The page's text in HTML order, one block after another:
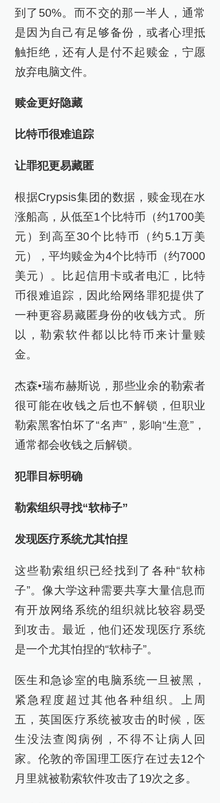
到了50%。而不交的那一半人，通常
是因为自己有足够备份，或者心理抵
触拒绝，还有人是付不起赎金，宁愿
放弃电脑文件。
赎金更好隐藏
比特币很难追踪
让罪犯更易藏匿
根据Crypsis集团的数据，赎金现在水
涨船高，从低至1个比特币（约1700美
元）到高至30个比特币（约5.1万美
元），平均赎金为4个比特币（约7000
美元）。比起信用卡或者电汇，比特
币很难追踪，因此给网络罪犯提供了
一种更容易藏匿身份的收钱方式。所
以，勒索软件都以比特币来计量赎
金。
杰森•瑞布赫斯说，那些业余的勒索者
很可能在收钱之后也不解锁，但职业
勒索黑客怕坏了“名声”，影响“生意”，
通常都会收钱之后解锁。
犯罪目标明确
勒索组织寻找“软柿子”
发现医疗系统尤其怕捏
这些勒索组织已经找到了各种“软柿
子”。像大学这种需要共享大量信息而
有开放网络系统的组织就比较容易受
到攻击。最近，他们还发现医疗系统
是一个尤其怕捏的“软柿子”。
医生和急诊室的电脑系统一旦被黑，
紧急程度超过其他各种组织。上周
五，英国医疗系统被攻击的时候，医
生没法查阅病例，不得不让病人回
家。伦敦的帝国理工医疗在过去12个
月里就被勒索软件攻击了19次之多。